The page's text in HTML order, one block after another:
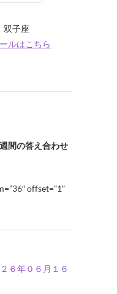
双子座
ルはこちら
間の答え合わせ
offset=”1″
６年０６月１６